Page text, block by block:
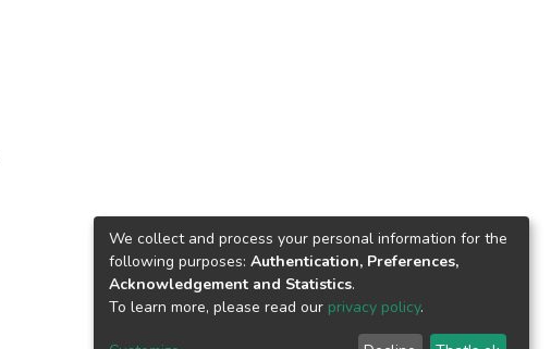
We collect and process your personal information for the
following purposes: Authentication, Preferences,
Acknowledgement and Statistics.
To learn more, please read our privacy policy.